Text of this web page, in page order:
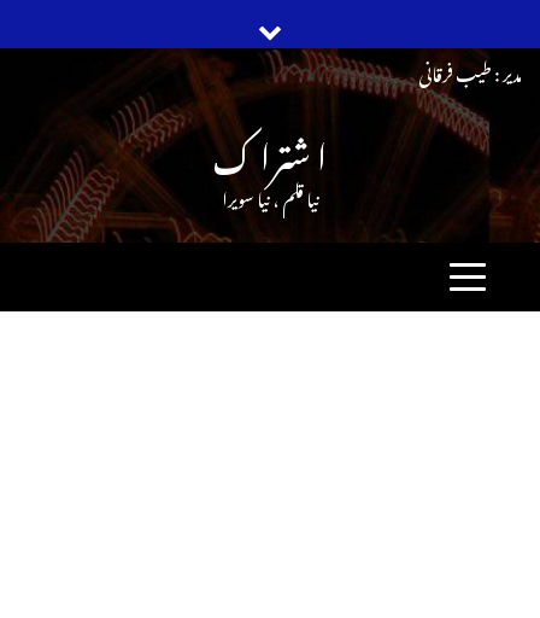
content
مدیر : طیب فرقانی
ا شترا ک
نیا قلم ، نیا سویرا